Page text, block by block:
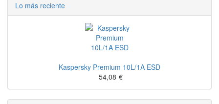
Lo más reciente
Kaspersky Premium 10L/1A ESD
54,08 €